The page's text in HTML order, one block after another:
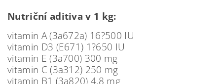
Nutriční aditiva v 1 kg:
vitamin A (3a672a) 16?500 IU
vitamin D3 (E671) 1?650 IU
vitamin E (3a700) 300 mg
vitamin C (3a312) 250 mg
vitamin B1 (3a820) 4,8 mg